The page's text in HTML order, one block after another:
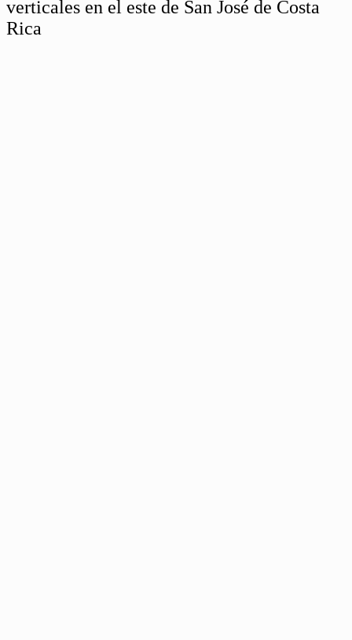
verticales en el este de San José de Costa
Rica